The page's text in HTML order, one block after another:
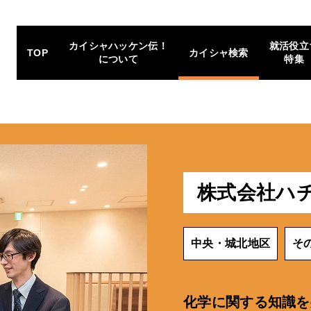
TOP
カイシャハッケン伝！
について
カイシャ検索
就活役立
特集
株式会社ハ
中央・城北地区 そ
化学に関する知識